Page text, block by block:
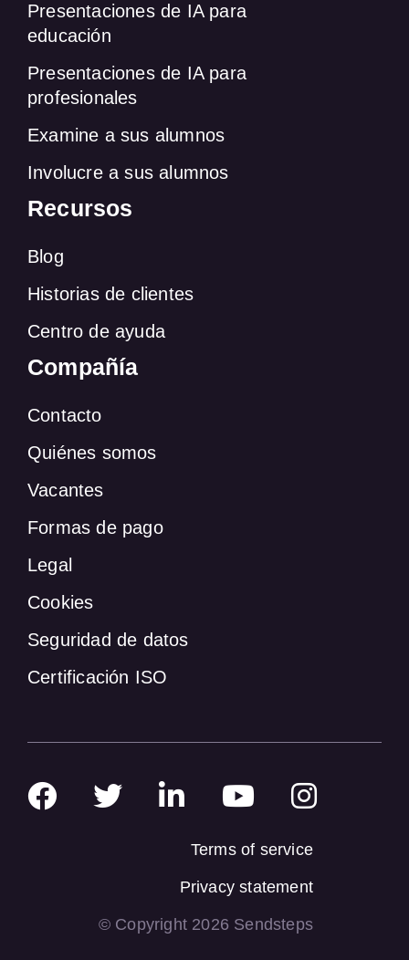
Presentaciones de IA para
educación
Presentaciones de IA para
profesionales
Examine a sus alumnos
Involucre a sus alumnos
Recursos
Blog
Historias de clientes
Centro de ayuda
Compañía
Contacto
Quiénes somos
Vacantes
Formas de pago
Legal
Cookies
Seguridad de datos
Certificación ISO
Terms of service
Privacy statement
© Copyright 2026 Sendsteps